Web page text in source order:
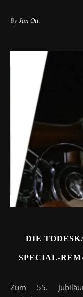
By Jan Ott
DIE
SPECIAL-
Zum 55. Jubiläum spendiert Wicked-Vision den